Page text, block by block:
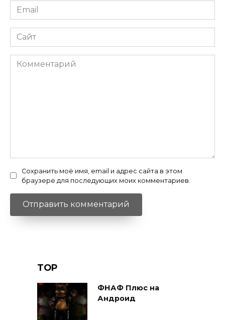
Email
*
Сайт
Комментарий
Сохранить моё имя, email и адрес сайта в этом
браузере для последующих моих комментариев.
TOP
ФНАФ Плюс на
Андроид